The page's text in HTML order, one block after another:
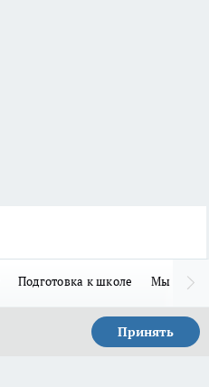
Подготовка к школе Мы в MAX
Принять